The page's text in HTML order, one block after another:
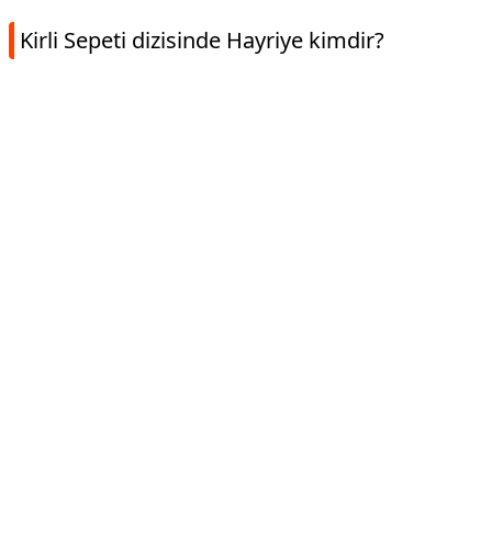
Kirli Sepeti dizisinde Hayriye kimdir?